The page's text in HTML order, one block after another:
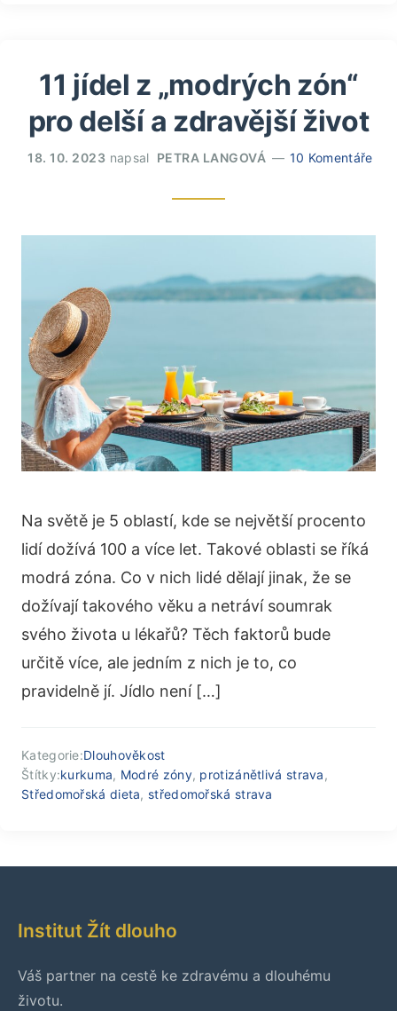
11 jídel z „modrých zón“
pro delší a zdravější život
18. 10. 2023 napsal PETRA LANGOVÁ 10 Komentáře
Na světě je 5 oblastí, kde se největší procento
lidí dožívá 100 a více let. Takové oblasti se říká
modrá zóna. Co v nich lidé dělají jinak, že se
dožívají takového věku a netráví soumrak
svého života u lékařů? Těch faktorů bude
určitě více, ale jedním z nich je to, co
pravidelně jí. Jídlo není […]
Kategorie:Dlouhověkost
Štítky:kurkuma, Modré zóny, protizánětlivá strava,
Středomořská dieta, středomořská strava
Institut Žít dlouho
Váš partner na cestě ke zdravému a dlouhému
životu.